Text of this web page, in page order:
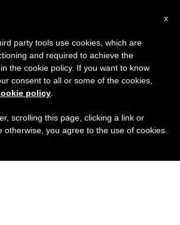
x
party tools use cookies, which are
and required to achieve the
the cookie policy. If you want to know
consent to all or some of the cookies,
policy
scrolling this page, clicking a link or
otherwise, you agree to the use of cookies.